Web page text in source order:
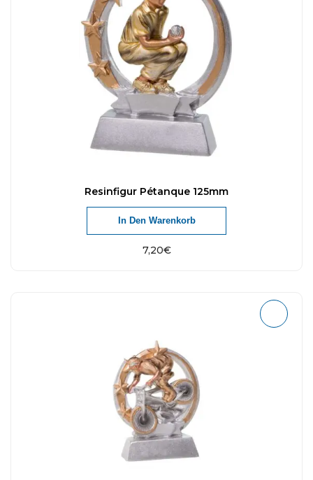
Resinfigur Pétanque 125mm
7,20€
In Den Warenkorb